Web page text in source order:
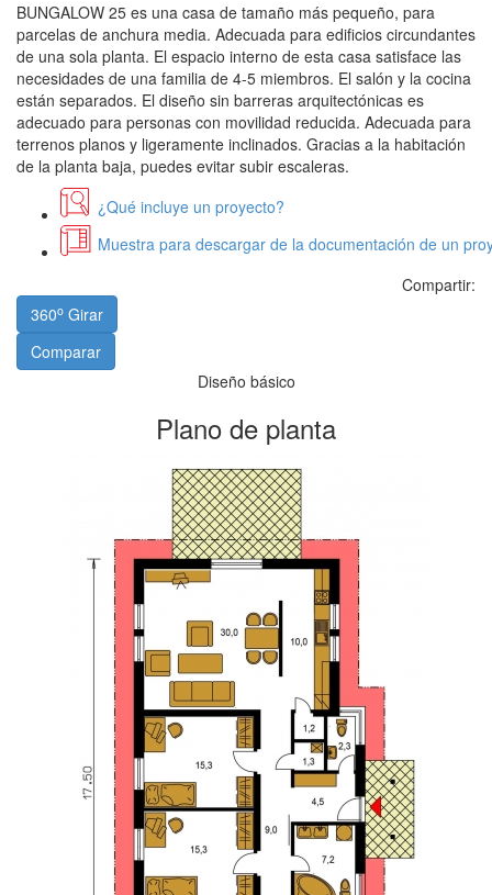
BUNGALOW 25 es una casa de tamaño más pequeño, para
parcelas de anchura media. Adecuada para edificios circundantes
de una sola planta. El espacio interno de esta casa satisface las
necesidades de una familia de 4-5 miembros. El salón y la cocina
están separados. El diseño sin barreras arquitectónicas es
adecuado para personas con movilidad reducida. Adecuada para
terrenos planos y ligeramente inclinados. Gracias a la habitación
de la planta baja, puedes evitar subir escaleras.
¿Qué incluye un proyecto?
Muestra para descargar de la documentación de un
Compartir:
360o Girar
Comparar
Diseño básico
Plano de planta